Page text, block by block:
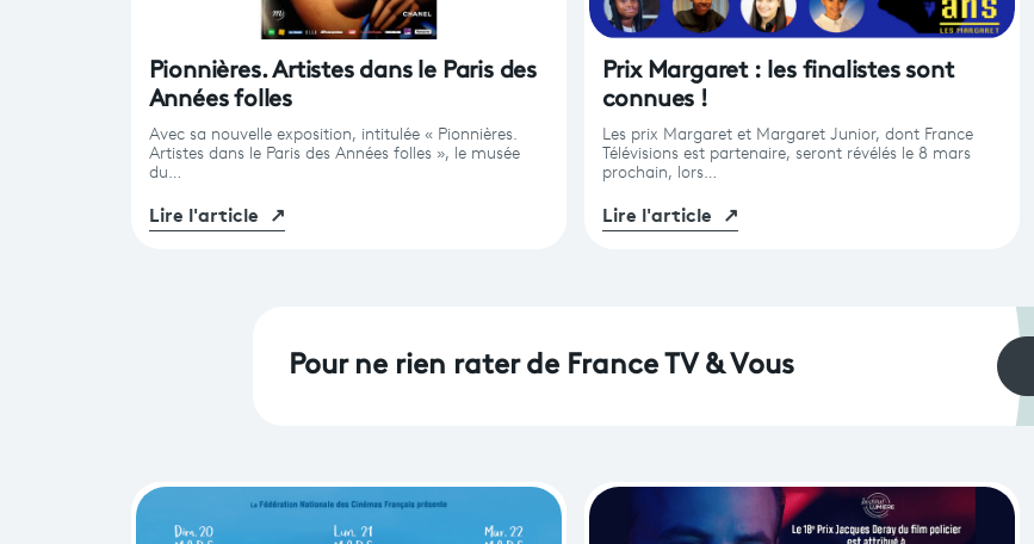
Pionnières. Artistes dans le Paris des
Années folles
Avec sa nouvelle exposition, intitulée « Pionnières.
Artistes dans le Paris des Années folles », le musée
du…
Lire l'article ↗
Prix Margaret : les finalistes sont
connues !
Les prix Margaret et Margaret Junior, dont France
Télévisions est partenaire, seront révélés le 8 mars
prochain, lors…
Lire l'article ↗
Pour ne rien rater de France TV & Vous